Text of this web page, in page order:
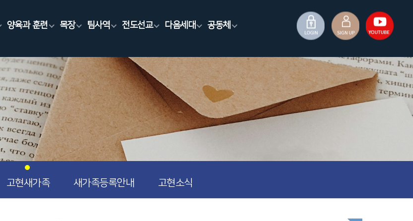
양육과 훈련 목장 팀사역 전도선교 다음세대 공동체
고현새가족 새가족등록안내 고현소식